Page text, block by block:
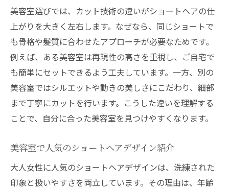
美容室選びでは、カット技術の違いがショートヘアの仕
上がりを大きく左右します。なぜなら、同じショートで
も骨格や髪質に合わせたアプローチが必要なためです。
例えば、ある美容室は再現性の高さを重視し、ご自宅で
も簡単にセットできるよう工夫しています。一方、別の
美容室ではシルエットや動きの美しさにこだわり、細部
まで丁寧にカットを行います。こうした違いを理解する
ことで、自分に合った美容室を見つけやすくなります。
美容室で人気のショートヘアデザイン紹介
大人女性に人気のショートヘアデザインは、洗練された
印象と扱いやすさを両立しています。その理由は、年齢